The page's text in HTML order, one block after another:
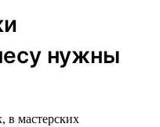
нужны
в мастерских